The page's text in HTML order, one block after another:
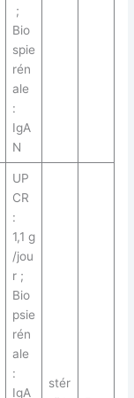
;
Bio
spie
rén
ale
:
IgA
N
UP
CR
:
1,1 g
/jou
r ;
Bio
psie
rén
ale
:
IgA
stér